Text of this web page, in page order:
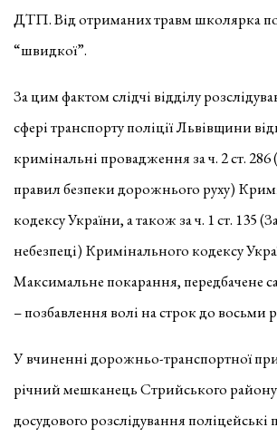
ДТП. Від отриманих травм школярка
“швидкої”.
За цим фактом слідчі відділу
сфері транспорту поліції Львівщини
кримінальні провадження за ч. 2 ст.
правил безпеки дорожнього руху)
кодексу України, а також за ч. 1 ст. 135
небезпеці) Кримінального кодексу
Максимальне покарання, передбачене
– позбавлення волі на строк до восьми
У вчиненні дорожньо-транспортної
річний мешканець Стрийського
досудового розслідування